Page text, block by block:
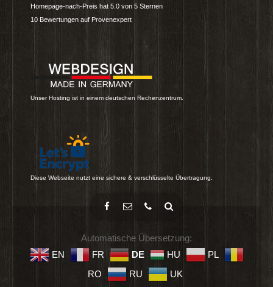
Homepage-nach-Preis hat 5.0 von 5 Sternen
10 Bewertungen auf Provenexpert
Unser Hosting ist in einem deutschen Rechenzentrum.
Diese Webseite nutzt eine sichere & verschlüsselte Übertragung.
Automatische Übersetzung:
EN
FR DE HU
PL
RO
RU UK